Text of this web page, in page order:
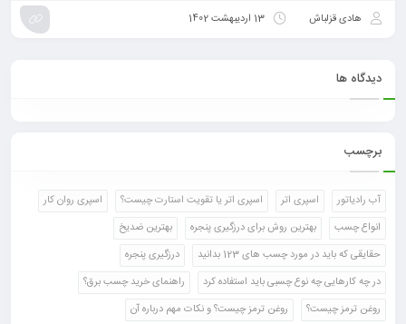
هادی قزلباش 13 اردیبهشت 1402
دیدگاه ها
برچسب
آب رادیاتور اسپری اتر اسپری اتر یا تقویت استارت چیست؟
اسپری روان کار
انواع چسب
بهترین روش برای درزگیری پنجره
بهترین ضدیخ
حقایقی که باید در مورد چسب های 123 بدانید
درزگیری پنجره
در چه کارهایی چه نوع چسبی باید استفاده کرد
راهنمای خرید چسب برق؟
روغن ترمز چیست؟
روغن ترمز چیست؟ و نکات مهم درباره آن